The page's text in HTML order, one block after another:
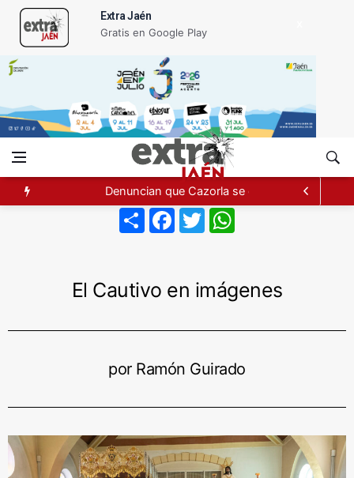
Extra Jaén
Gratis en Google Play
Denuncian que Cazorla se queda con solo
Pelea con arma blanca acaba con una menor
El PP acusa al PSOE de querer "dejar fuera" a
Share Facebook
Twitter
El Cautivo en imágenes
por Ramón Guirado